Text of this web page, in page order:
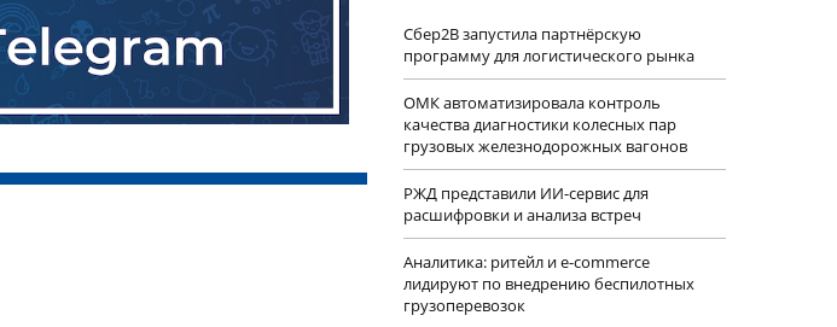
Сбер2B запустила партнёрскую
программу для логистического рынка
ОМК автоматизировала контроль
качества диагностики колесных пар
грузовых железнодорожных вагонов
РЖД представили ИИ-сервис для
расшифровки и анализа встреч
Аналитика: ритейл и e-commerce
лидируют по внедрению беспилотных
грузоперевозок